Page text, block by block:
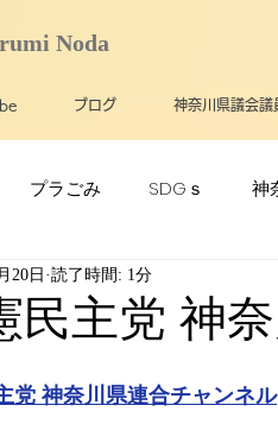
No​da
ブログ 神奈川県議会議
プラごみ SDGｓ 神
ジー スポーツ・オリンピッ
者・バリアフリー
民主党 神
20日 読了時間: 1分
党 神奈川県連合チャンネル